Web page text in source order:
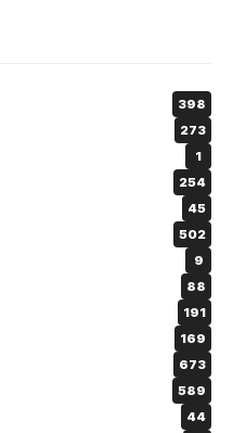
398
273
1
254
45
502
9
88
191
169
673
589
44